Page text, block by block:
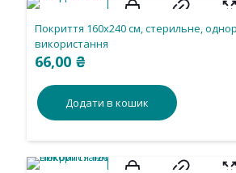
Покриття 160х240 см, стерильне,
використання
66,00 ₴
Додати в кошик